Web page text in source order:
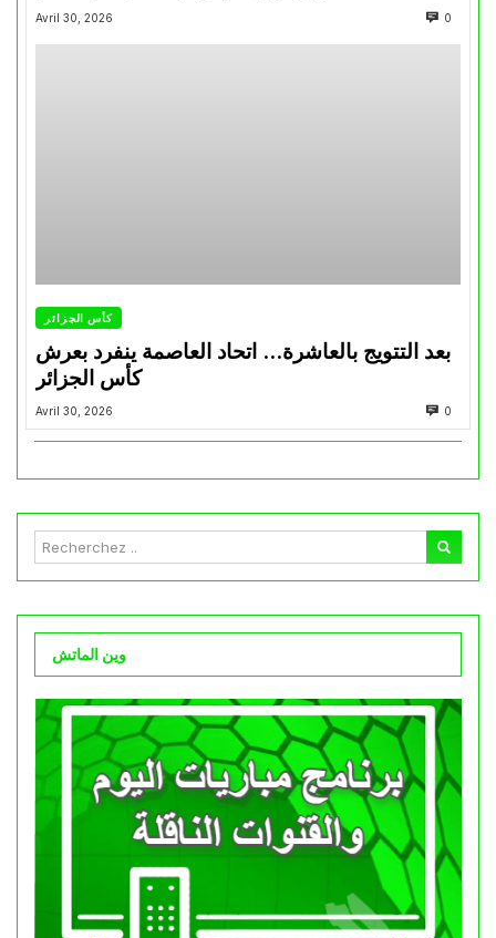
Avril 30, 2026 0
كأس الجزائر
بعد التتويج بالعاشرة… اتحاد العاصمة ينفرد بعرش
كأس الجزائر
Avril 30, 2026 0
وين الماتش